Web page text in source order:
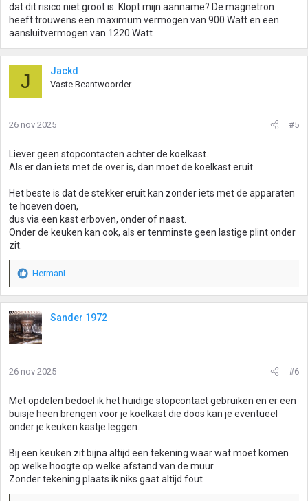
dat dit risico niet groot is. Klopt mijn aanname? De magnetron
heeft trouwens een maximum vermogen van 900 Watt en een
aansluitvermogen van 1220 Watt
J Jackd
Vaste Beantwoorder
26 nov 2025 #5
Liever geen stopcontacten achter de koelkast.
Als er dan iets met de over is, dan moet de koelkast eruit.
Het beste is dat de stekker eruit kan zonder iets met de apparaten
te hoeven doen,
dus via een kast erboven, onder of naast.
Onder de keuken kan ook, als er tenminste geen lastige plint onder
zit.
W
a
r
d
e
n
e
n
:
HermanL
Sander 1972
26 nov 2025 #6
Met opdelen bedoel ik het huidige stopcontact gebruiken en er een
buisje heen brengen voor je koelkast die doos kan je eventueel
onder je keuken kastje leggen.
Bij een keuken zit bijna altijd een tekening waar wat moet komen
op welke hoogte op welke afstand van de muur.
Zonder tekening plaats ik niks gaat altijd fout